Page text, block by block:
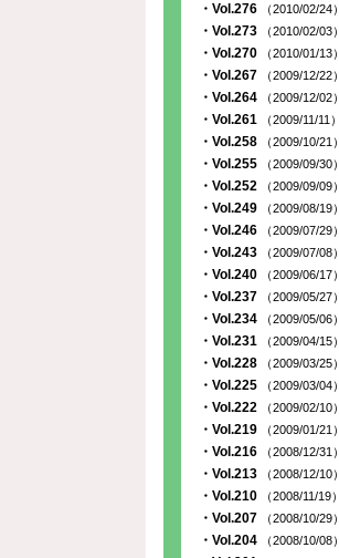
・Vol.276 （2010/02/24）
・Vol.273 （2010/02/03）
・Vol.270 （2010/01/13）
・Vol.267 （2009/12/22）
・Vol.264 （2009/12/02）
・Vol.261 （2009/11/11）
・Vol.258 （2009/10/21）
・Vol.255 （2009/09/30）
・Vol.252 （2009/09/09）
・Vol.249 （2009/08/19）
・Vol.246 （2009/07/29）
・Vol.243 （2009/07/08）
・Vol.240 （2009/06/17）
・Vol.237 （2009/05/27）
・Vol.234 （2009/05/06）
・Vol.231 （2009/04/15）
・Vol.228 （2009/03/25）
・Vol.225 （2009/03/04）
・Vol.222 （2009/02/10）
・Vol.219 （2009/01/21）
・Vol.216 （2008/12/31）
・Vol.213 （2008/12/10）
・Vol.210 （2008/11/19）
・Vol.207 （2008/10/29）
・Vol.204 （2008/10/08）